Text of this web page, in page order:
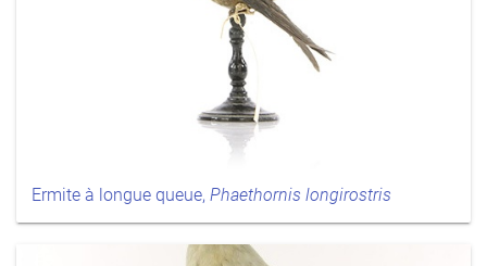
Ermite à longue queue, Phaethornis longirostris